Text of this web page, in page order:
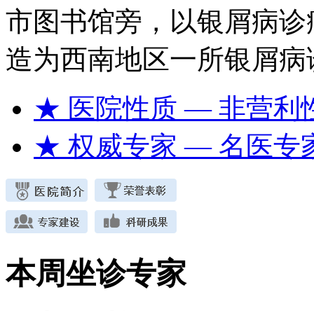
市图书馆旁，以银屑病
造为西南地区一所银屑
★ 医院性质— 非营利
★ 权威专家— 名医专
本周坐诊专家